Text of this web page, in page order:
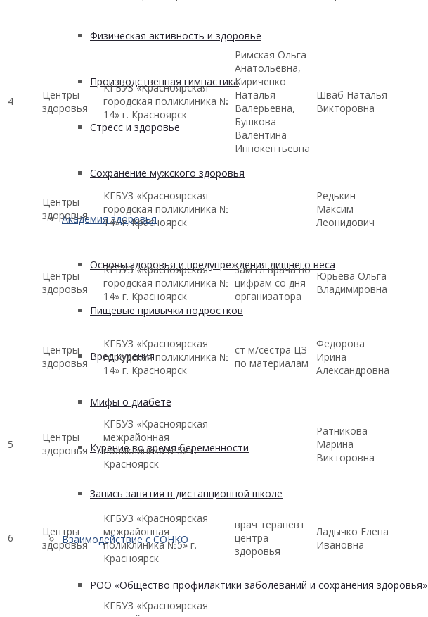
Физическая активность и здоровье
Производственная гимнастика
Стресс и здоровье
Сохранение мужского здоровья
Академия здоровья
Основы здоровья и предупреждения лишнего веса
Пищевые привычки подростков
Вред курения
Мифы о диабете
Курение во время беременности
Запись занятия в дистанционной школе
Взаимодействие с СОНКО
РОО «Общество профилактики заболеваний и сохранения здоровья»
4
Центры
здоровья
КГБУЗ «Красноярская
городская поликлиника №
14» г. Красноярск
Римская Ольга
Анатольевна,
Кириченко
Наталья
Валерьевна,
Бушкова
Валентина
Иннокентьевна
Шваб Наталья
Викторовна
Центры
здоровья
КГБУЗ «Красноярская
городская поликлиника №
14» г. Красноярск
Редькин
Максим
Леонидович
Центры
здоровья
КГБУЗ «Красноярская
городская поликлиника №
14» г. Красноярск
зам гл врача по
цифрам со дня
организатора
Юрьева Ольга
Владимировна
Центры
здоровья
КГБУЗ «Красноярская
городская поликлиника №
14» г. Красноярск
ст м/сестра ЦЗ
по материалам
Федорова
Ирина
Александровна
5
Центры
здоровья
КГБУЗ «Красноярская
межрайонная
поликлиника №5» г.
Красноярск
Ратникова
Марина
Викторовна
6
Центры
здоровья
КГБУЗ «Красноярская
межрайонная
поликлиника №5» г.
Красноярск
врач терапевт
центра
здоровья
Ладычко Елена
Ивановна
КГБУЗ «Красноярская